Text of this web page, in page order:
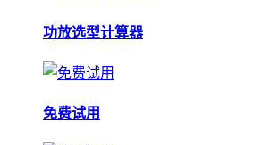
功放选型计算器
免费试用